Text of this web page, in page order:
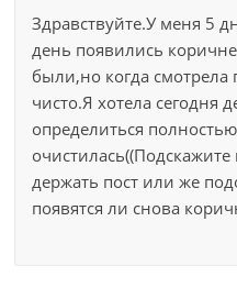
Здравствуйте.У меня 5
день появились
были,но когда
чисто.Я хотела сегодня
определиться
очистилась((Подскажите
держать пост или же
появятся ли снова